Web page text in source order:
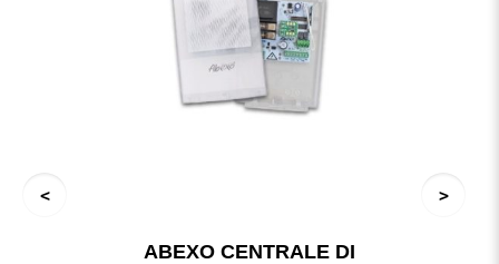
ABEXO CENTRALE DI